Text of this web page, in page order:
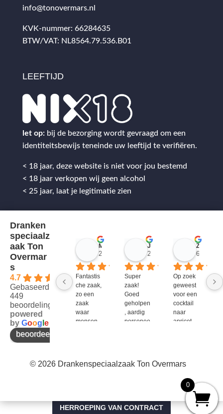
info@tonovermars.nl
KVK-nummer: 66284635
BTW/VAT: NL8564.79.536.B01
LEEFTIJD
let op: bij de bezorging wordt gevraagd om een
identiteitsbewijs teneinde uw leeftijd te verifiëren.
< 18 jaar, deze website is niet voor jou bestemd
< 18 jaar verkopen wij geen alcohol
< 25 jaar, laat je legitimatie zien
Dranken
speciaalz
aak Ton
Overmar
s
4.7
Gebaseerd op
449
beoordelingen
powered
by Goog e
beoordeel ons op
2 jaar geleden
Fantastis
che zaak,
zo een
zaak
waar
mensen
enthousi
over te
brengen
2 jaar geleden
Super
zaak!
Goed
geholpen
, aardig
personee
6 jaar
Op zoek
geweest
voor een
cocktail
naar
apricot
niet te
en bij
Ton
Overmar
© 2026 Drankenspeciaalzaak Ton Overmars
HERROEPING VAN CONTRACT
0